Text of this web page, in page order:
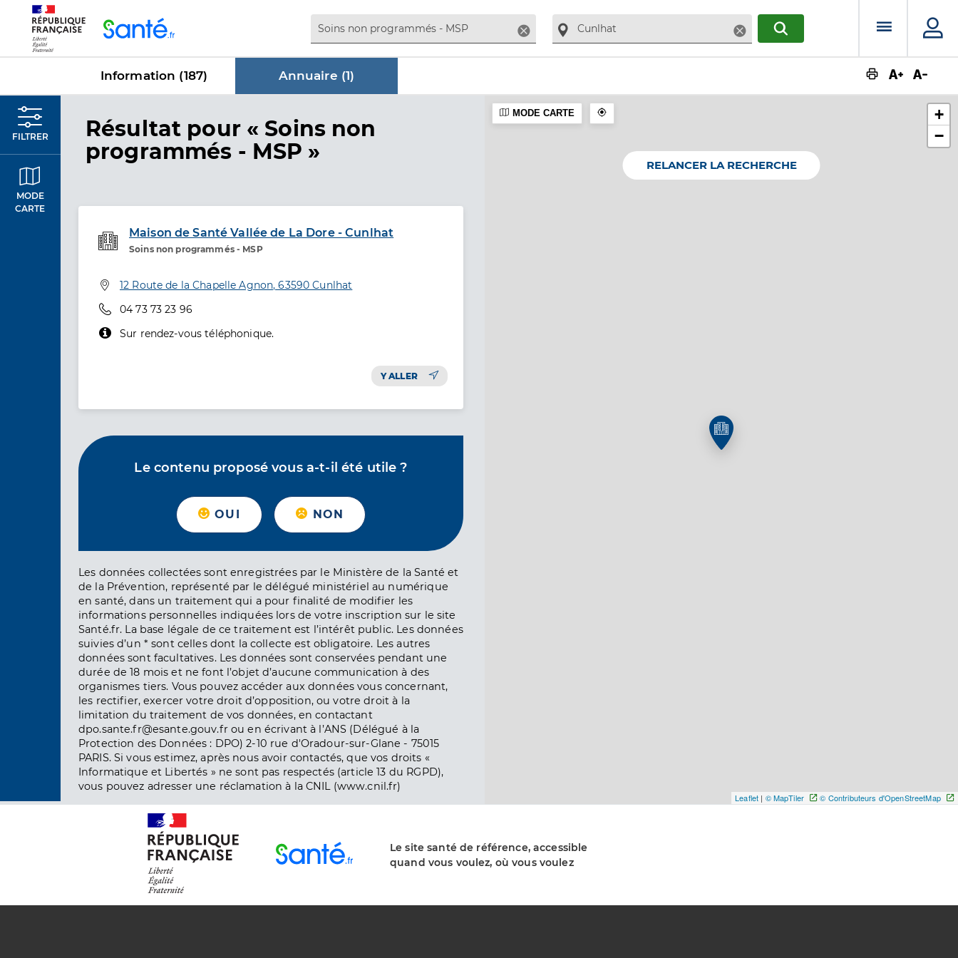
Supprimer SupprimerRECHERCHERMenu
Information (187) Annuaire (1)
FILTRER
MODE
CARTE
Résultat dans Annuaire
pour « Soins non
programmés - MSP »
Maison de Santé Vallée de La Dore - Cunlhat
Soins non programmés - MSP
Etablissement de soins
Adresse
12 Route de la Chapelle Agnon, 63590 Cunlhat
Téléphone
04 73 73 23 96
Sur rendez-vous téléphonique.
Y ALLER
Le contenu proposé vous a-t-il été utile ?
OUI NON
Les données collectées sont enregistrées par le Ministère de la Santé et
de la Prévention, représenté par le délégué ministériel au numérique
en santé, dans un traitement qui a pour finalité de modifier les
informations personnelles indiquées lors de votre inscription sur le site
Santé.fr. La base légale de ce traitement est l’intérêt public. Les données
suivies d’un * sont celles dont la collecte est obligatoire. Les autres
données sont facultatives. Les données sont conservées pendant une
durée de 18 mois et ne font l’objet d’aucune communication à des
organismes tiers. Vous pouvez accéder aux données vous concernant,
les rectifier, exercer votre droit d’opposition, ou votre droit à la
limitation du traitement de vos données, en contactant
dpo.sante.fr@esante.gouv.fr ou en écrivant à l’ANS (Délégué à la
Protection des Données : DPO) 2-10 rue d'Oradour-sur-Glane - 75015
PARIS. Si vous estimez, après nous avoir contactés, que vos droits «
Informatique et Libertés » ne sont pas respectés (article 13 du RGPD),
vous pouvez adresser une réclamation à la CNIL (www.cnil.fr)
+
−
Leaflet | © MapTiler © Contributeurs d'OpenStreetMap
MODE CARTE
RELANCER LA RECHERCHE
Le site santé de référence, accessible
quand vous voulez, où vous voulez
Panneau de gestion des cookies